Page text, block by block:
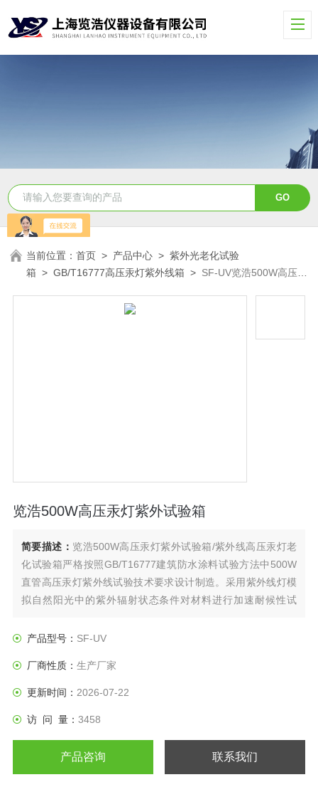
当前位置：首页 > 产品中心 >紫外光老化试验
箱 >GB/T16777高压汞灯紫外线箱 > SF-UV览浩500W高压汞
览浩500W高压汞灯紫外试验箱
简要描述： 览浩500W高压汞灯紫外试验箱/紫外线高压汞灯老
化试验箱严格按照GB/T16777建筑防水涂料试验方法中500W
直管高压汞灯紫外线试验技术要求设计制造。采用紫外线灯模
拟自然阳光中的紫外辐射状态条件对材料进行加速耐候性试
产品型号： SF-UV
厂商性质： 生产厂家
更新时间： 2026-07-22
访 问 量： 3458
产品咨询 联系我们